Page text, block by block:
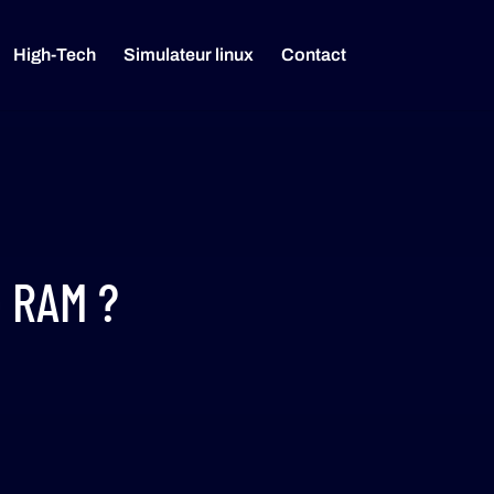
High-Tech Simulateur linux Contact
?